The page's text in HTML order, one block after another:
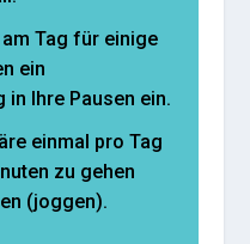
Tag für einige
ein
Ihre Pausen ein.
einmal pro Tag
zu gehen
(joggen).